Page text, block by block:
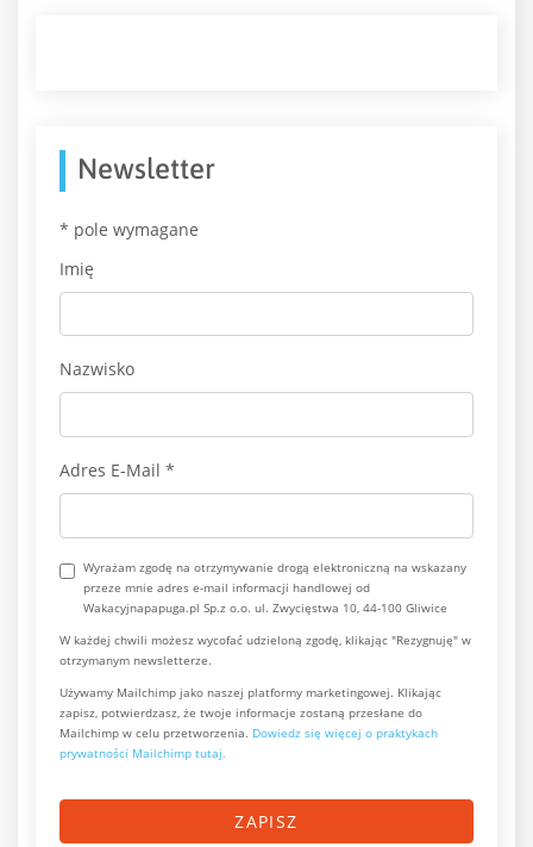
Newsletter
* pole wymagane
Imię
Nazwisko
Adres E-Mail *
Wyrażam zgodę na otrzymywanie drogą elektroniczną na wskazany
przeze mnie adres e-mail informacji handlowej od
Wakacyjnapapuga.pl Sp.z o.o. ul. Zwycięstwa 10, 44-100 Gliwice
W każdej chwili możesz wycofać udzieloną zgodę, klikając "Rezygnuję" w
otrzymanym newsletterze.
Używamy Mailchimp jako naszej platformy marketingowej. Klikając
zapisz, potwierdzasz, że twoje informacje zostaną przesłane do
Mailchimp w celu przetworzenia. Dowiedz się więcej o praktykach
prywatności Mailchimp tutaj.
ZAPISZ